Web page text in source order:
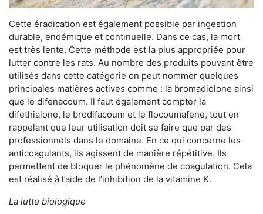
Cette éradication est également possible par ingestion
durable, endémique et continuelle. Dans ce cas, la mort
est très lente. Cette méthode est la plus appropriée pour
lutter contre les rats. Au nombre des produits pouvant être
utilisés dans cette catégorie on peut nommer quelques
principales matières actives comme : la bromadiolone ainsi
que le difenacoum. Il faut également compter la
difethialone, le brodifacoum et le flocoumafene, tout en
rappelant que leur utilisation doit se faire que par des
professionnels dans le domaine. En ce qui concerne les
anticoagulants, ils agissent de manière répétitive. Ils
permettent de bloquer le phénomène de coagulation. Cela
est réalisé à l’aide de l’inhibition de la vitamine K.
La lutte biologique